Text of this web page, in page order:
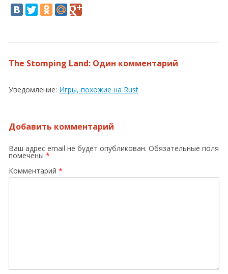
The Stomping Land: Один комментарий
Уведомление: Игры, похожие на Rust
Добавить комментарий
Ваш адрес email не будет опубликован. Обязательные поля
помечены *
Комментарий *